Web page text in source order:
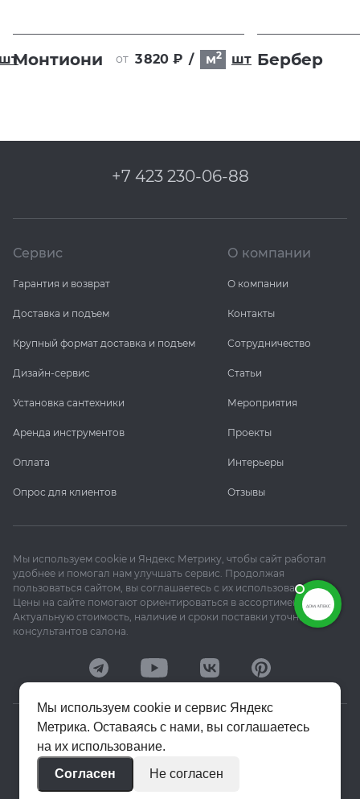
Монтиони от 3 820 ₽ / м2 шт Бербер
+7 423 230-06-88
Сервис
Гарантия и возврат
Доставка и подъем
Крупный формат доставка и подъем
Дизайн-сервис
Установка сантехники
Аренда инструментов
Оплата
Опрос для клиентов
О компании
О компании
Контакты
Сотрудничество
Статьи
Мероприятия
Проекты
Интерьеры
Отзывы
Мы используем cookie и Яндекс Метрику, чтобы сайт работал
удобнее и помогал нам улучшать сервис. Продолжая
пользоваться сайтом, вы соглашаетесь с их использованием.
Цены на сайте помогают ориентироваться в ассортименте.
Актуальную стоимость, наличие и сроки поставки уточняйте у
консультантов салона.
© 2020–2026 «Апекс»
Политика конфиденциальности
Мы используем cookie и сервис Яндекс
Метрика. Оставаясь с нами, вы соглашаетесь
на их использование.
Согласен
Не согласен